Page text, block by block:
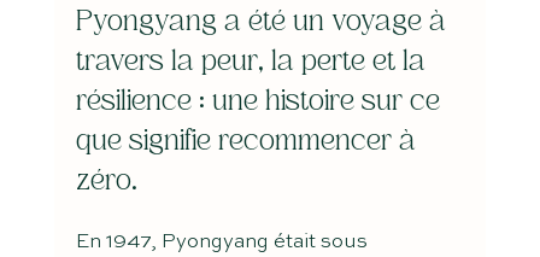
Pyongyang a été un voyage à
travers la peur, la perte et la
résilience : une histoire sur ce
que signifie recommencer à
zéro.
En 1947, Pyongyang était sous